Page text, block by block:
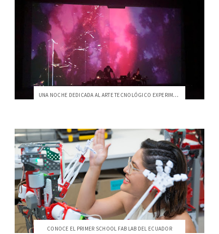
UNA NOCHE DEDICADA AL ARTE TECNOLÓGICO EXPERIMENTAL
CONOCE EL PRIMER SCHOOL FAB LAB DEL ECUADOR